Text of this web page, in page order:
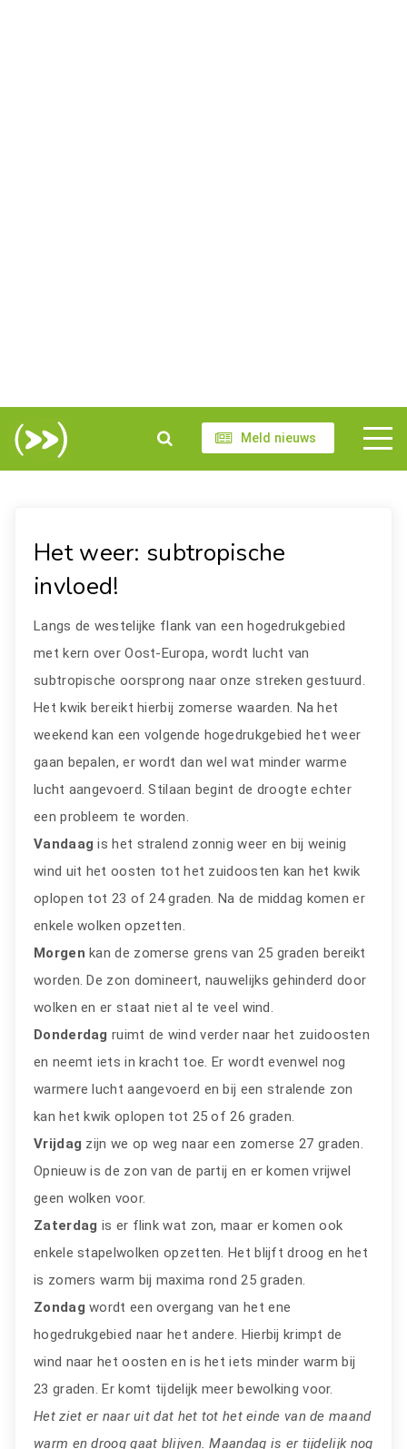
Meld nieuws
Het weer: subtropische
invloed!
Langs de westelijke flank van een hogedrukgebied
met kern over Oost-Europa, wordt lucht van
subtropische oorsprong naar onze streken gestuurd.
Het kwik bereikt hierbij zomerse waarden. Na het
weekend kan een volgende hogedrukgebied het weer
gaan bepalen, er wordt dan wel wat minder warme
lucht aangevoerd. Stilaan begint de droogte echter
een probleem te worden.
Vandaag is het stralend zonnig weer en bij weinig
wind uit het oosten tot het zuidoosten kan het kwik
oplopen tot 23 of 24 graden. Na de middag komen er
enkele wolken opzetten.
Morgen kan de zomerse grens van 25 graden bereikt
worden. De zon domineert, nauwelijks gehinderd door
wolken en er staat niet al te veel wind.
Donderdag ruimt de wind verder naar het zuidoosten
en neemt iets in kracht toe. Er wordt evenwel nog
warmere lucht aangevoerd en bij een stralende zon
kan het kwik oplopen tot 25 of 26 graden.
Vrijdag zijn we op weg naar een zomerse 27 graden.
Opnieuw is de zon van de partij en er komen vrijwel
geen wolken voor.
Zaterdag is er flink wat zon, maar er komen ook
enkele stapelwolken opzetten. Het blijft droog en het
is zomers warm bij maxima rond 25 graden.
Zondag wordt een overgang van het ene
hogedrukgebied naar het andere. Hierbij krimpt de
wind naar het oosten en is het iets minder warm bij
23 graden. Er komt tijdelijk meer bewolking voor.
Het ziet er naar uit dat het tot het einde van de maand
warm en droog gaat blijven. Maandag is er tijdelijk nog